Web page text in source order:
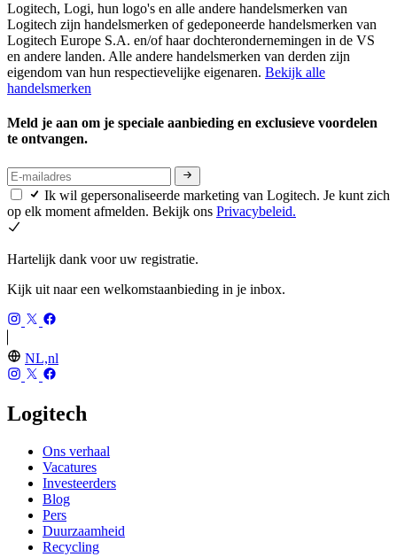
Logitech, Logi, hun logo's en alle andere handelsmerken van
Logitech zijn handelsmerken of gedeponeerde handelsmerken van
Logitech Europe S.A. en/of haar dochterondernemingen in de VS
en andere landen. Alle andere handelsmerken van derden zijn
eigendom van hun respectievelijke eigenaren. Bekijk alle
handelsmerken
Meld je aan om je speciale aanbieding en exclusieve voordelen
te ontvangen.
Ik wil gepersonaliseerde marketing van Logitech. Je kunt zich
op elk moment afmelden. Bekijk ons Privacybeleid.
Hartelijk dank voor uw registratie.
Kijk uit naar een welkomstaanbieding in je inbox.
NL,nl
Logitech
Ons verhaal
Vacatures
Investeerders
Blog
Pers
Duurzaamheid
Recycling